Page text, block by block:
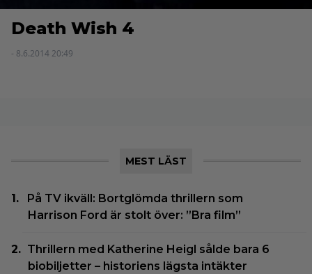
Death Wish 4
- 8.6.2014 20:49
MEST LÄST
På TV ikväll: Bortglömda thrillern som
Harrison Ford är stolt över: ”Bra film”
Thrillern med Katherine Heigl sålde bara 6
biobiljetter – historiens lägsta intäkter